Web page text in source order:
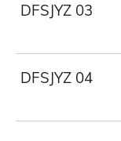
DFSJYZ 03
DFSJYZ 04